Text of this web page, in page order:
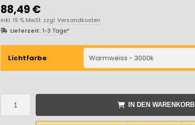
88,49 €
inkl. 19 % MwSt. zzgl.Versandkosten
Lieferzeit:1-3 Tage*
Lichtfarbe Warmweiss - 3000k
IN DEN WARENKORB